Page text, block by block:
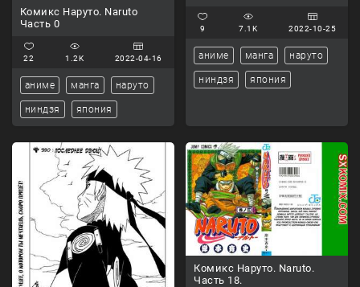
Комикс Наруто. Naruto
Часть 0
22 1.2K 2022-04-16
аниме манга наруто
ниндзя япония
9 7.1K 2022-10-25
аниме манга наруто
ниндзя япония
Комикс Наруто. Naruto.
Часть 18.